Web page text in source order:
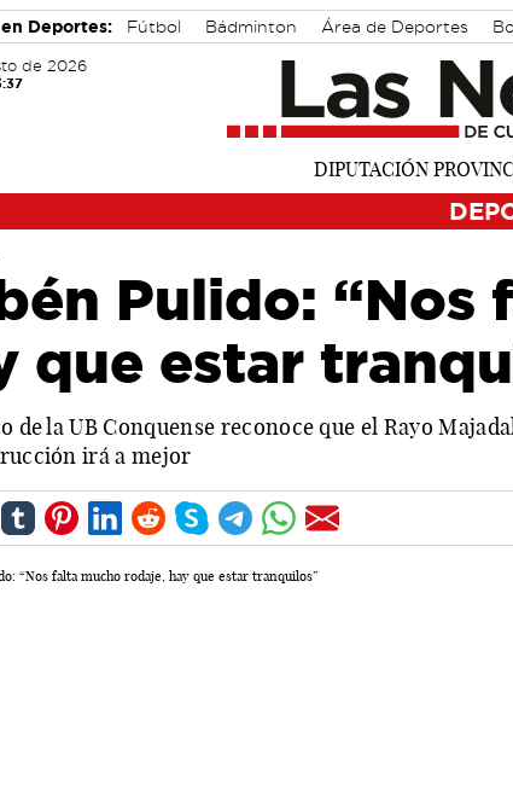
Deportes: Fútbol Bádminton Área de Deportes
de 2026
Pulido:
que estar
de la UB Conquense reconoce que el Rayo
irá a mejor